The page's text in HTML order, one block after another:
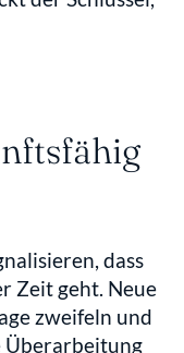
dass
Zeit geht. Neue
zweifeln und
Überarbeitung